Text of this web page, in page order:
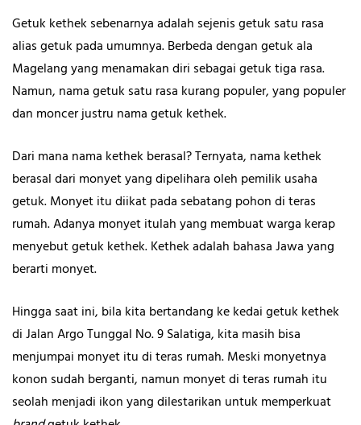
Getuk kethek sebenarnya adalah sejenis getuk satu rasa
alias getuk pada umumnya. Berbeda dengan getuk ala
Magelang yang menamakan diri sebagai getuk tiga rasa.
Namun, nama getuk satu rasa kurang populer, yang populer
dan moncer justru nama getuk kethek.
Dari mana nama kethek berasal? Ternyata, nama kethek
berasal dari monyet yang dipelihara oleh pemilik usaha
getuk. Monyet itu diikat pada sebatang pohon di teras
rumah. Adanya monyet itulah yang membuat warga kerap
menyebut getuk kethek. Kethek adalah bahasa Jawa yang
berarti monyet.
Hingga saat ini, bila kita bertandang ke kedai getuk kethek
di Jalan Argo Tunggal No. 9 Salatiga, kita masih bisa
menjumpai monyet itu di teras rumah. Meski monyetnya
konon sudah berganti, namun monyet di teras rumah itu
seolah menjadi ikon yang dilestarikan untuk memperkuat